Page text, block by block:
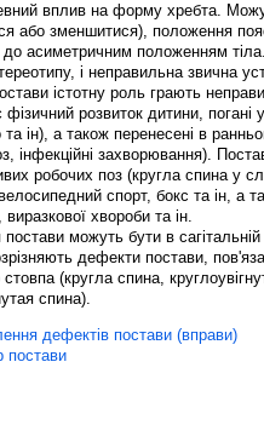
вплив на форму хребта.
або зменшитися), положення
до асиметричним положенням
і неправильна звична
істотну роль грають
розвиток дитини, погані
ін), а також перенесені в
інфекційні захворювання).
робочих поз (кругла спина у
спорт, бокс та ін, а
виразкової хвороби та ін.
можуть бути в
дефекти постави,
стовпа (кругла спина,
спина).
дефектів постави (вправи)
постави